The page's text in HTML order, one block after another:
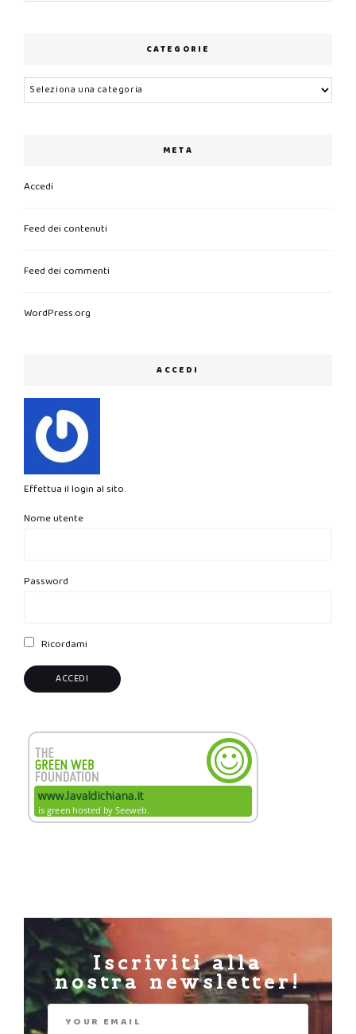
CATEGORIE
Categorie
META
Accedi
Feed dei contenuti
Feed dei commenti
WordPress.org
ACCEDI
Effettua il login al sito.
Nome utente
Password
Ricordami
Iscriviti alla
nostra newsletter!